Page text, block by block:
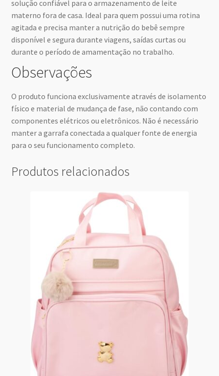
solução confiável para o armazenamento de leite
materno fora de casa. Ideal para quem possui uma rotina
agitada e precisa manter a nutrição do bebê sempre
disponível e segura durante viagens, saídas curtas ou
durante o período de amamentação no trabalho.
Observações
O produto funciona exclusivamente através de isolamento
físico e material de mudança de fase, não contando com
componentes elétricos ou eletrônicos. Não é necessário
manter a garrafa conectada a qualquer fonte de energia
para o seu funcionamento completo.
Produtos relacionados